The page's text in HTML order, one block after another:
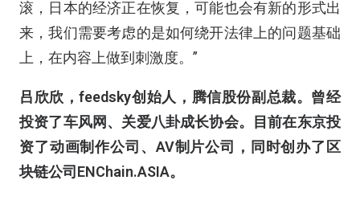
滚，日本的经济正在恢复，可能也会有新的形式出
来，我们需要考虑的是如何绕开法律上的问题基础
上，在内容上做到刺激度。”
吕欣欣，feedsky创始人，腾信股份副总裁。曾经
投资了车风网、关爱八卦成长协会。目前在东京投
资了动画制作公司、AV制片公司，同时创办了区
块链公司ENChain.ASIA。